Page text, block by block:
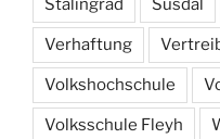
Verhaftung
Volkshochschule
Volksschule Fleyh